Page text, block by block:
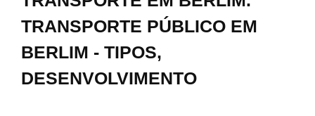
TRANSPORTE PÚBLICO EM
BERLIM - TIPOS,
DESENVOLVIMENTO